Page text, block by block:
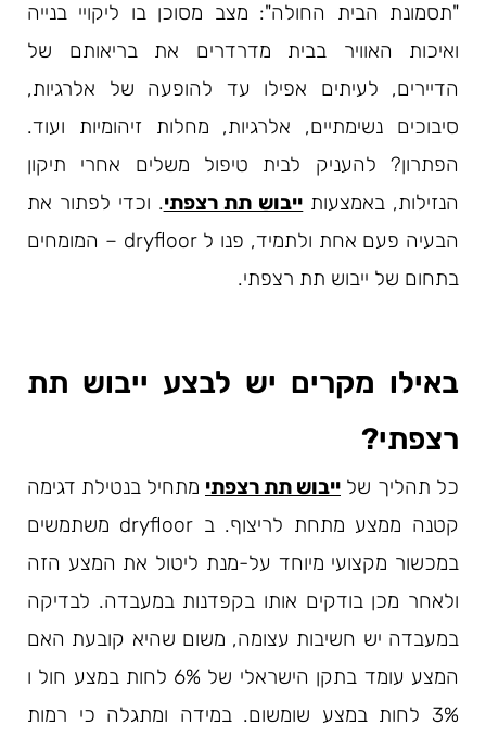
"תסמונת הבית החולה": מצב מסוכן בו ליקויי בנייה
ואיכות האוויר בבית מדרדרים את בריאותם של
הדיירים, לעיתים אפילו עד להופעה של אלרגיות,
סיבוכים נשימתיים, אלרגיות, מחלות זיהומיות ועוד.
הפתרון? להעניק לבית טיפול משלים אחרי תיקון
הנזילות, באמצעות ייבוש תת רצפתי. וכדי לפתור את
הבעיה פעם אחת ולתמיד, פנו ל dryfloor – המומחים
בתחום של ייבוש תת רצפתי.
באילו מקרים יש לבצע ייבוש תת
רצפתי?
כל תהליך של ייבוש תת רצפתי מתחיל בנטילת דגימה
קטנה ממצע מתחת לריצוף. ב dryfloor משתמשים
במכשור מקצועי מיוחד על-מנת ליטול את המצע הזה
ולאחר מכן בודקים אותו בקפדנות במעבדה. לבדיקה
במעבדה יש חשיבות עצומה, משום שהיא קובעת האם
המצע עומד בתקן הישראלי של 6% לחות במצע חול ו
3% לחות במצע שומשום. במידה ומתגלה כי רמות